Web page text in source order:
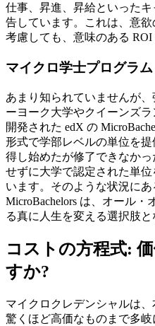
仕事、昇進、昇給といった
告しています。これは、意
考慮しても、意味のある ROI
マイクロ学士プログラム
あまり知られていませんが
ーヨーク大学やクイーンズ
開発された edX の
形式で学部レベルの単位を
得し始めたが修了できなか
せずに大学で認定された単
います。そのような状況にあ
MicroBachelors は、オール
る真に人生を変える選択肢と
コストの方程式:
すか?
マイクロクレデンシャルは、
驚くほど高価なものまで多